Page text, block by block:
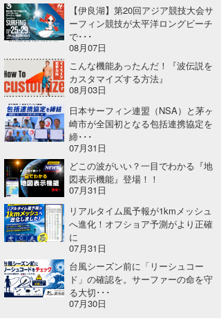
【伊良湖】第20回アジア競技大会サ
ーフィン競技が太平洋ロングビーチ
で･･･
08月07日
こんな機能あったんだ！『波伝説を
カスタマイズする方法』
08月03日
日本サーフィン連盟（NSA）と茅ヶ
崎市が全国初となる包括連携協定を
締･･･
07月31日
どこの波がいい？一目でわかる『地
図表示機能』登場！！
07月31日
リアルタイム風予報が1kmメッシュ
へ進化！オフショア予測がより正確
に
07月31日
台風シーズン前に「リーシュコー
ド」の確認を。サーファーの命を守
る大切･･･
07月30日